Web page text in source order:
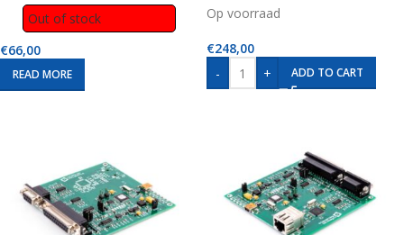
Out of stock
€66,00
READ MORE
Op voorraad
€248,00
-
+ ADD TO CART